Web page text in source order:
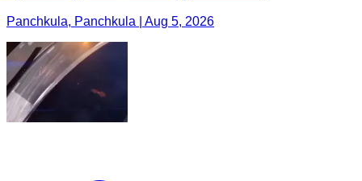
Panchkula, Panchkula | Aug 5, 2026